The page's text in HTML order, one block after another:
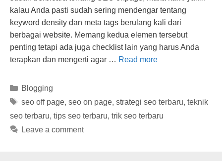
kalau Anda pasti sudah sering mendengar tentang
keyword density dan meta tags berulang kali dari
berbagai website. Memang kedua elemen tersebut
penting tetapi ada juga checklist lain yang harus Anda
terapkan dan mengerti agar … Read more
Categories
Blogging
Tags
seo off page, seo on page, strategi seo terbaru, teknik
seo terbaru, tips seo terbaru, trik seo terbaru
Leave a comment